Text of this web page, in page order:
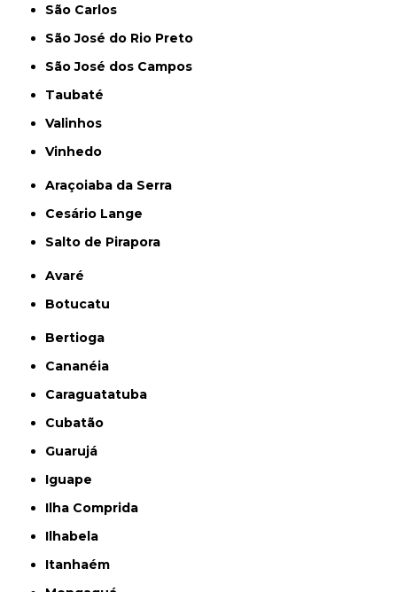
São Carlos
São José do Rio Preto
São José dos Campos
Taubaté
Valinhos
Vinhedo
Araçoiaba da Serra
Cesário Lange
Salto de Pirapora
Avaré
Botucatu
Bertioga
Cananéia
Caraguatatuba
Cubatão
Guarujá
Iguape
Ilha Comprida
Ilhabela
Itanhaém